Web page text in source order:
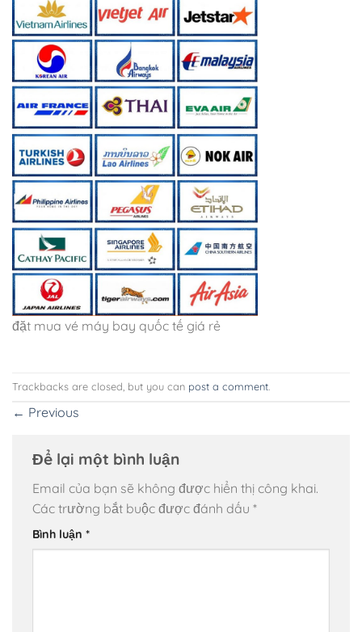
đặt mua vé máy bay quốc tế giá rẻ
Trackbacks are closed, but you can post a comment
← Previous
Để lại một bình luận
Email của bạn sẽ không được hiển thị công khai.
Các trường bắt buộc được đánh dấu *
Bình luận *